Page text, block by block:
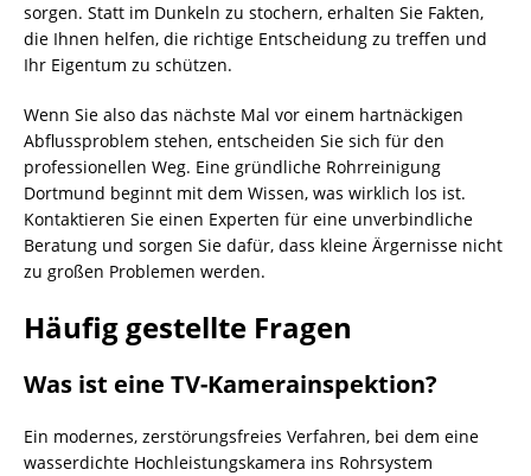
sorgen. Statt im Dunkeln zu stochern, erhalten Sie Fakten,
die Ihnen helfen, die richtige Entscheidung zu treffen und
Ihr Eigentum zu schützen.
Wenn Sie also das nächste Mal vor einem hartnäckigen
Abflussproblem stehen, entscheiden Sie sich für den
professionellen Weg. Eine gründliche Rohrreinigung
Dortmund beginnt mit dem Wissen, was wirklich los ist.
Kontaktieren Sie einen Experten für eine unverbindliche
Beratung und sorgen Sie dafür, dass kleine Ärgernisse nicht
zu großen Problemen werden.
Häufig gestellte Fragen
Was ist eine TV-Kamerainspektion?
Ein modernes, zerstörungsfreies Verfahren, bei dem eine
wasserdichte Hochleistungskamera ins Rohrsystem